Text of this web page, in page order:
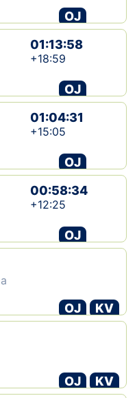
OJ
01:13:58
+18:59
OJ
01:04:31
+15:05
OJ
00:58:34
+12:25
OJ
OJ
KV
OJ
KV